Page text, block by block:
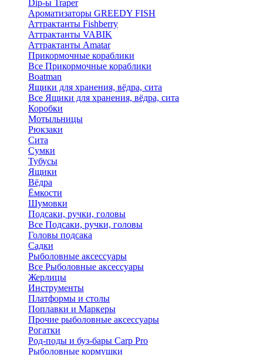
Dip-ы Traper
Ароматизаторы GREEDY FISH
Аттрактанты Fishberry
Аттрактанты VABIK
Аттрактанты Amatar
Прикормочные кораблики
Все Прикормочные кораблики
Boatman
Ящики для хранения, вёдра, сита
Все Ящики для хранения, вёдра, сита
Коробки
Мотыльницы
Рюкзаки
Сита
Сумки
Тубусы
Ящики
Вёдра
Ёмкости
Шумовки
Подсаки, ручки, головы
Все Подсаки, ручки, головы
Головы подсака
Садки
Рыболовные аксессуары
Все Рыболовные аксессуары
Жерлицы
Инструменты
Платформы и столы
Поплавки и Маркеры
Прочие рыболовные аксессуары
Рогатки
Род-поды и буз-бары Carp Pro
Рыболовные кормушки